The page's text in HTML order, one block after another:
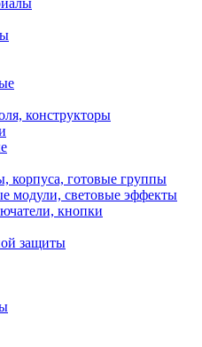
конструкторы
корпуса, готовые группы
модули, световые эффекты
кнопки
защиты